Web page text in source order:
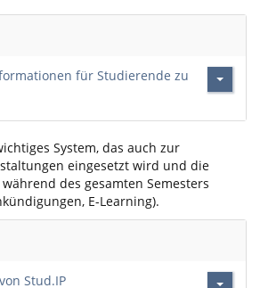
für Studierende zu
System, das auch zur
eingesetzt wird und die
des gesamten Semesters
E-Learning).
Stud.IP